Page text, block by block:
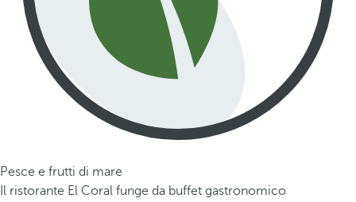
Pesce e frutti di mare
Il ristorante El Coral funge da buffet gastronomico